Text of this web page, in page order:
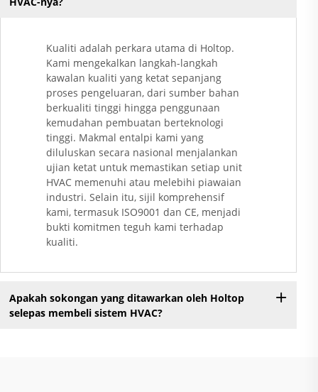
Kualiti adalah perkara utama di Holtop.
Kami mengekalkan langkah-langkah
kawalan kualiti yang ketat sepanjang
proses pengeluaran, dari sumber bahan
berkualiti tinggi hingga penggunaan
kemudahan pembuatan berteknologi
tinggi. Makmal entalpi kami yang
diluluskan secara nasional menjalankan
ujian ketat untuk memastikan setiap unit
HVAC memenuhi atau melebihi piawaian
industri. Selain itu, sijil komprehensif
kami, termasuk ISO9001 dan CE, menjadi
bukti komitmen teguh kami terhadap
kualiti.
Apakah sokongan yang ditawarkan oleh Holtop
selepas membeli sistem HVAC?